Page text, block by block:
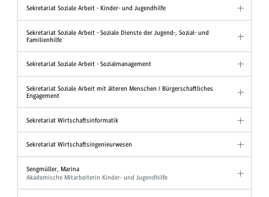
Sekretariat Soziale Arbeit - Kinder- und Jugendhilfe
Sekretariat Soziale Arbeit - Soziale Dienste der Jugend-, Sozial- und
Familienhilfe
Sekretariat Soziale Arbeit - Sozialmanagement
Sekretariat Soziale Arbeit mit älteren Menschen / Bürgerschaftliches
Engagement
Sekretariat Wirtschaftsinformatik
Sekretariat Wirtschaftsingenieurwesen
Sengmüller, Marina
Akademische Mitarbeiterin Kinder- und Jugendhilfe